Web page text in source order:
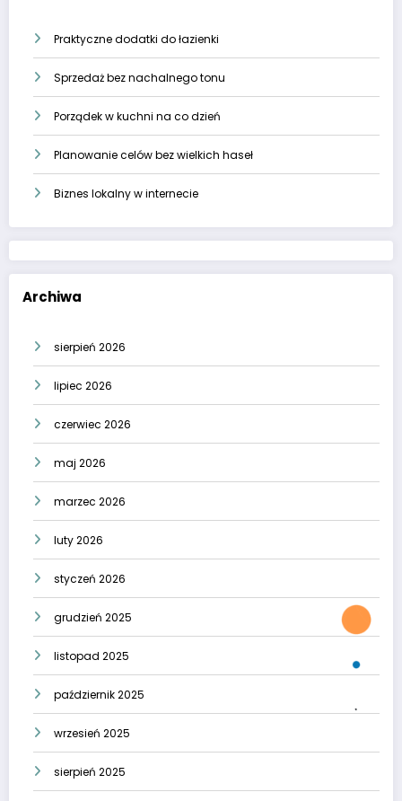
Praktyczne dodatki do łazienki
Sprzedaż bez nachalnego tonu
Porządek w kuchni na co dzień
Planowanie celów bez wielkich haseł
Biznes lokalny w internecie
Archiwa
sierpień 2026
lipiec 2026
czerwiec 2026
maj 2026
marzec 2026
luty 2026
styczeń 2026
grudzień 2025
listopad 2025
październik 2025
wrzesień 2025
sierpień 2025